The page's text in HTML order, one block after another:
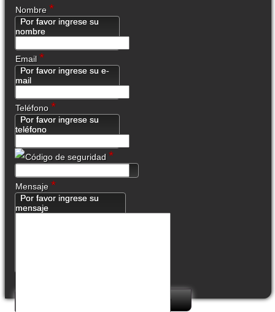
Nombre *
Por favor ingrese su
nombre
Email *
Por favor ingrese su e-
mail
Teléfono *
Por favor ingrese su
teléfono
Código de seguridad *
Mensaje *
Por favor ingrese su
mensaje